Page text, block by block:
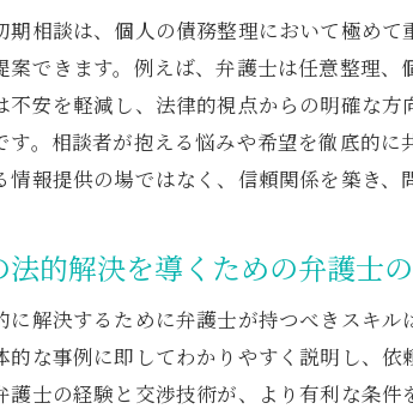
自己
弁護
法的
弁護
債権者と
返済
和解
交渉
必要
期相談は、個人の債務整理において極め
案できます。例えば、弁護士は任意整理
不安を軽減し、法律的視点からの明確な
す。相談者が抱える悩みや希望を徹底的
情報提供の場ではなく、信頼関係を築き、
法的解決を導くための弁護士
に解決するために弁護士が持つべきスキ
的な事例に即してわかりやすく説明し、
護士の経験と交渉技術が、より有利な条